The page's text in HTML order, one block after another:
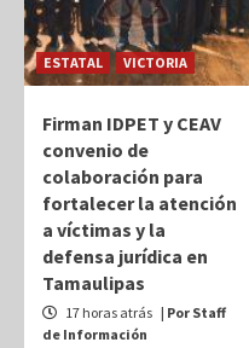
ESTATAL VICTORIA
Firman IDPET y CEAV
convenio de
colaboración para
fortalecer la atención
a víctimas y la
defensa jurídica en
Tamaulipas
17 horas atrás | Por Staff
de Información